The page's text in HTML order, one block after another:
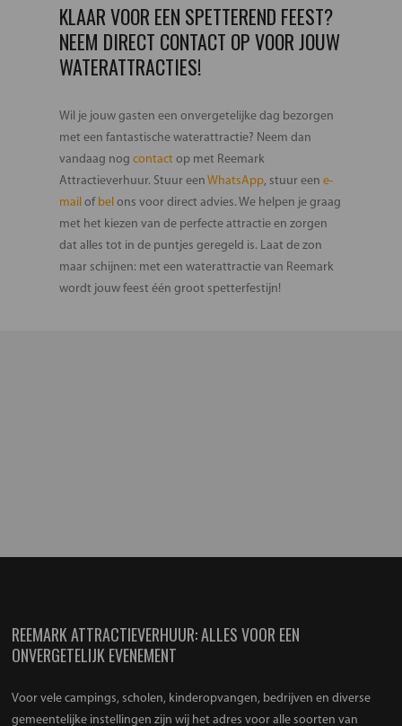
KLAAR VOOR EEN SPETTEREND FEEST?
NEEM DIRECT CONTACT OP VOOR JOUW
WATERATTRACTIES!
Wil je jouw gasten een onvergetelijke dag bezorgen
met een fantastische waterattractie? Neem dan
vandaag nogcontact op met Reemark
Attractieverhuur. Stuur eenWhatsApp, stuur eene-
mail of bel ons voor direct advies. We helpen je graag
met het kiezen van de perfecte attractie en zorgen
dat alles tot in de puntjes geregeld is. Laat de zon
maar schijnen: met een waterattractie van Reemark
wordt jouw feest één groot spetterfestijn!
REEMARK ATTRACTIEVERHUUR: ALLES VOOR EEN
ONVERGETELIJK EVENEMENT
Voor vele campings, scholen, kinderopvangen, bedrijven en diverse
gemeentelijke instellingen zijn wij het adres voor alle soorten van